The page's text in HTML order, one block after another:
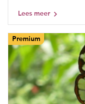
Lees meer
Premium